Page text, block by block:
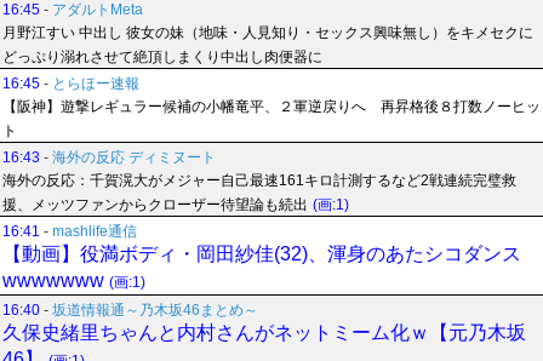
16:45 - アダルトMeta
月野江すい 中出し 彼女の妹（地味・人見知り・セックス興味無し）をキメセクに
どっぷり溺れさせて絶頂しまくり中出し肉便器に
16:45 - とらほー速報
【阪神】遊撃レギュラー候補の小幡竜平、２軍逆戻りへ 再昇格後８打数ノーヒッ
ト
16:43 - 海外の反応 ディミヌート
海外の反応：千賀滉大がメジャー自己最速161キロ計測するなど2戦連続完璧救
援、メッツファンからクローザー待望論も続出 (画:1)
16:41 - mashlife通信
【動画】役満ボディ・岡田紗佳(32)、渾身のあたシコダンス
wwwwwww (画:1)
16:40 - 坂道情報通～乃木坂46まとめ～
久保史緒里ちゃんと内村さんがネットミーム化ｗ【元乃木坂